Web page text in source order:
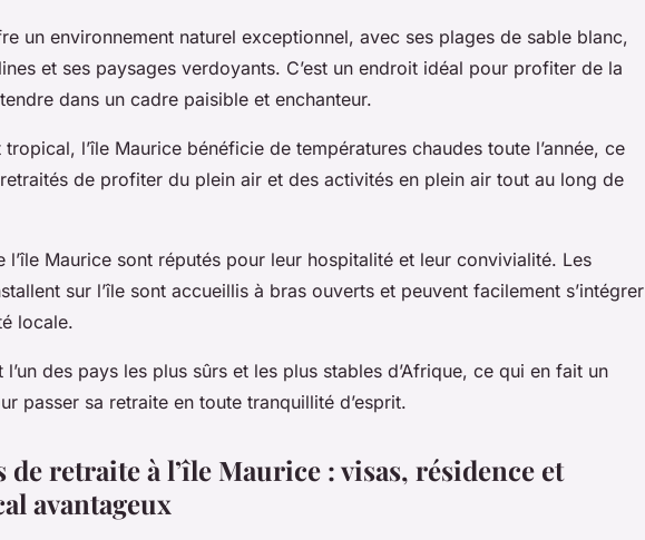
un environnement naturel exceptionnel, avec ses plages de sable blanc,
et ses paysages verdoyants. C’est un endroit idéal pour profiter de la
dans un cadre paisible et enchanteur.
l’île Maurice bénéficie de températures chaudes toute l’année, ce
de profiter du plein air et des activités en plein air tout au long de
l’île Maurice sont réputés pour leur hospitalité et leur convivialité. Les
sur l’île sont accueillis à bras ouverts et peuvent facilement s’intégrer
locale.
l’un des pays les plus sûrs et les plus stables d’Afrique, ce qui en fait un
passer sa retraite en toute tranquillité d’esprit.
retraite à l’île Maurice : visas, résidence et
avantageux